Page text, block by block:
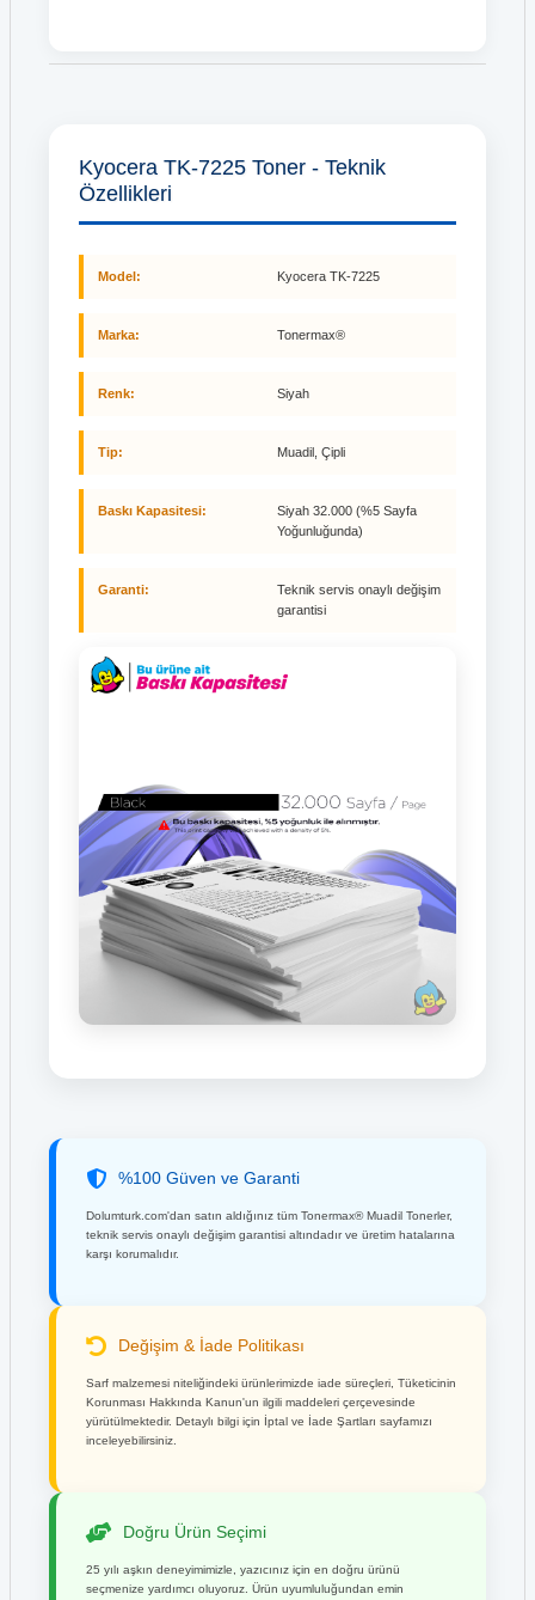
Kyocera TK-7225 Toner - Teknik
Özellikleri
Model: Kyocera TK-7225
Marka: Tonermax®
Renk: Siyah
Tip: Muadil, Çipli
Baskı Kapasitesi:
Siyah 32.000 (%5 Sayfa
Yoğunluğunda)
Garanti:
Teknik servis onaylı değişim
garantisi
%100 Güven ve Garanti
Dolumturk.com'dan satın aldığınız tüm Tonermax® Muadil Tonerler,
teknik servis onaylı değişim garantisi altındadır ve üretim hatalarına
karşı korumalıdır.
Değişim & İade Politikası
Sarf malzemesi niteliğindeki ürünlerimizde iade süreçleri, Tüketicinin
Korunması Hakkında Kanun'un ilgili maddeleri çerçevesinde
yürütülmektedir. Detaylı bilgi için İptal ve İade Şartları sayfamızı
inceleyebilirsiniz.
Doğru Ürün Seçimi
25 yılı aşkın deneyimimizle, yazıcınız için en doğru ürünü
seçmenize yardımcı oluyoruz. Ürün uyumluluğundan emin